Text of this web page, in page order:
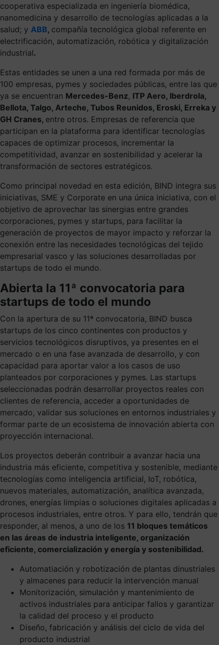
cooperativa especializada en ingeniería biomédica,
nanomedicina y desarrollo de tecnologías aplicadas a la
salud; y ABB, compañía tecnológica global referente en
electrificación, automatización, robótica y digitalización
industrial.
Estas entidades se unen a una red formada por más de
100 empresas, pymes y sociedades públicas, entre las que
ya se encuentran Mercedes-Benz, ITP Aero, Iberdrola,
Bellota, Talgo, Arteche, Tubos Reunidos, Eroski, Erreka y
GH Cranes, entre otros. Empresas de referencia que
participan en la plataforma para identificar tecnologías
capaces de optimizar procesos, incrementar la
competitividad, avanzar en sostenibilidad y acelerar la
transformación de sectores estratégicos.
Como principal novedad en esta edición, BIND integra sus
iniciativas, SME y Corporate en una única iniciativa, con el
objetivo de aprovechar las sinergias entre grandes
corporaciones, pymes y startups, para facilitar la
generación de proyectos de mayor impacto y reforzar la
conexión entre las necesidades tecnológicas del tejido
empresarial vasco y las soluciones desarrolladas por
startups de todo el mundo.
Abierta la 11ª convocatoria para
startups de todo el mundo
Con la apertura de su 11ª convocatoria, BIND busca
startups de los cinco continentes con productos y
servicios tecnológicos disruptivos, ya presentes en el
mercado o en una fase avanzada de desarrollo, y con
capacidad para aportar valor a los casos de uso
planteados por corporaciones y pymes. Las startups
seleccionadas podrán desarrollar proyectos reales con
clientes de referencia, acceder a oportunidades de
mercado, validar sus soluciones en entornos industriales y
formar parte de un ecosistema de innovación abierta con
proyección internacional.
Los proyectos deberán contribuir a avanzar hacia una
industria más eficiente, competitiva y sostenible, mediante
tecnologías como inteligencia artificial, IoT, robótica,
nuevos materiales, automatización, analítica avanzada,
drones, energías limpias o soluciones digitales aplicadas a
procesos industriales, entre otros. Y para ello, tendrán que
responder, al menos, a uno de los 11 bloques temáticos
en las áreas de industria inteligente, organización
eficiente, comercialización y energía y sostenibilidad.
Automatiación y robotización de plantas dinustriales
y almacenes para reducir la intervención manual
Monitorización, simulación y mantenimiento de
activos industriales para anticipar fallos y garantizar
la calidad del proceso y el producto
Diseño, fabricación y análisis del ciclo de vida del
producto industrial